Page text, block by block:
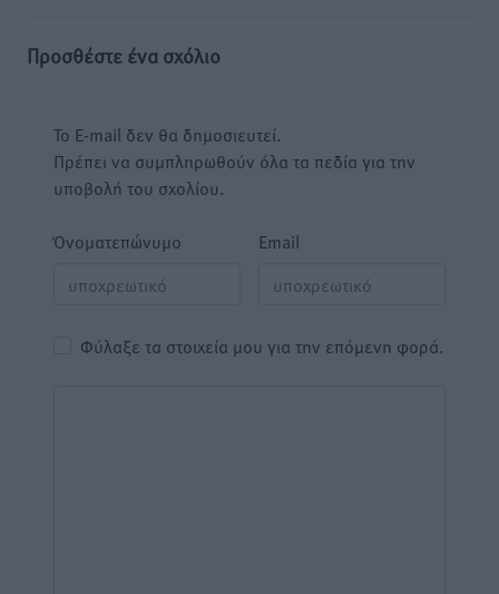
Προσθέστε ένα σχόλιο
Το E-mail δεν θα δημοσιευτεί.
Πρέπει να συμπληρωθούν όλα τα πεδία για την
υποβολή του σχολίου.
Όνοματεπώνυμο Email
Φύλαξε τα στοιχεία μου για την επόμενη φορά.